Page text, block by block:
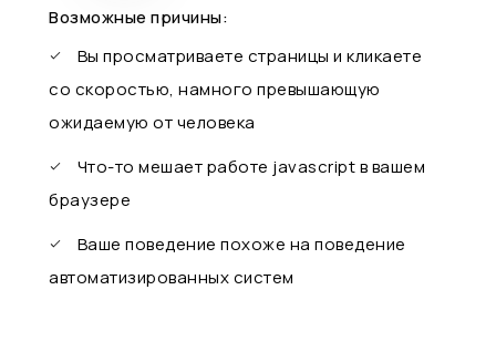
Возможные причины:
Вы просматриваете страницы и кликаете
со скоростью, намного превышающую
ожидаемую от человека
Что-то мешает работе javascript в вашем
браузере
Ваше поведение похоже на поведение
автоматизированных систем